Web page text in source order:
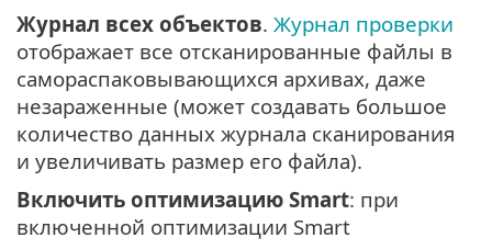
Журнал всех объектов. Журнал проверки
отображает все отсканированные файлы в
самораспаковывающихся архивах, даже
незараженные (может создавать большое
количество данных журнала сканирования
и увеличивать размер его файла).
Включить оптимизацию Smart: при
включенной оптимизации Smart